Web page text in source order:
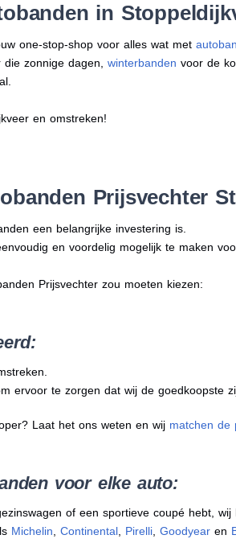
in
one-stop-shop voor alles wat met
zonnige dagen, winterbanden voor de
en omstreken!
Prijsvechter
een belangrijke investering is.
en voordelig mogelijk te maken
Prijsvechter zou moeten kiezen:
ervoor te zorgen dat wij de goedkoopste
Laat het ons weten en wij matchen de
voor elke auto:
of een sportieve coupé hebt,
Michelin, Continental, Pirelli, Goodyearen